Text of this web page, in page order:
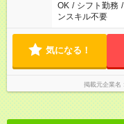
OK / シフト勤務 /
ンスキル不要
気になる！
掲載元企業名